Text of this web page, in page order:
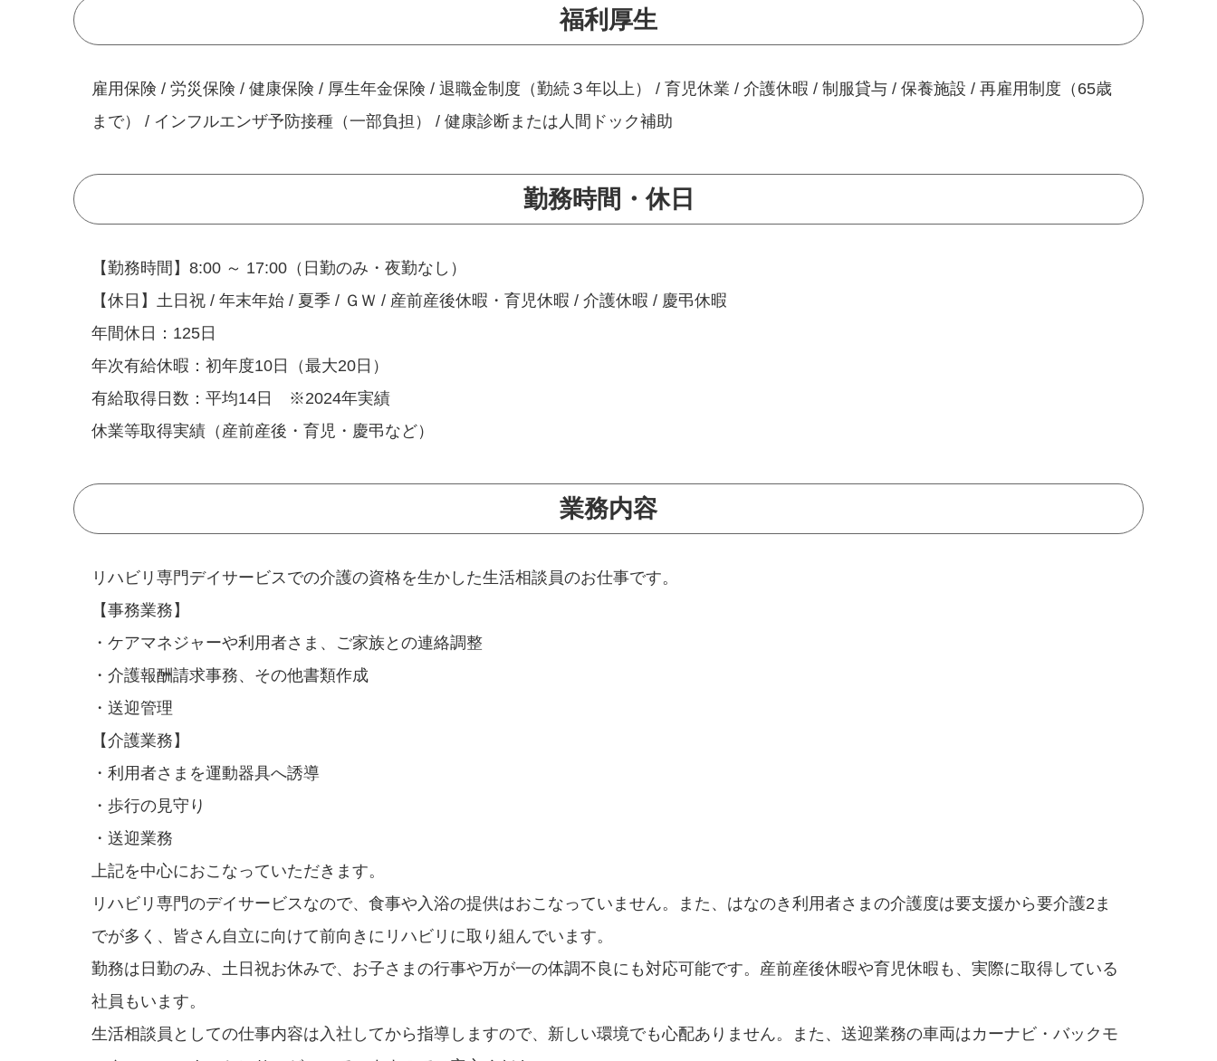
福利厚生
雇用保険 / 労災保険 / 健康保険 / 厚生年金保険 / 退職金制度（勤続３年以上） / 育児休業 / 介護休暇 / 制服貸与 / 保養施設 / 再雇用制度（65歳
まで） / インフルエンザ予防接種（一部負担） / 健康診断または人間ドック補助
勤務時間・休日
【勤務時間】8:00 ～ 17:00（日勤のみ・夜勤なし）
【休日】土日祝 / 年末年始 / 夏季 / ＧＷ / 産前産後休暇・育児休暇 / 介護休暇 / 慶弔休暇
年間休日：125日
年次有給休暇：初年度10日（最大20日）
有給取得日数：平均14日 ※2024年実績
休業等取得実績（産前産後・育児・慶弔など）
業務内容
リハビリ専門デイサービスでの介護の資格を生かした生活相談員のお仕事です。
【事務業務】
・ケアマネジャーや利用者さま、ご家族との連絡調整
・介護報酬請求事務、その他書類作成
・送迎管理
【介護業務】
・利用者さまを運動器具へ誘導
・歩行の見守り
・送迎業務
上記を中心におこなっていただきます。
リハビリ専門のデイサービスなので、食事や入浴の提供はおこなっていません。また、はなのき利用者さまの介護度は要支援から要介護2ま
でが多く、皆さん自立に向けて前向きにリハビリに取り組んでいます。
勤務は日勤のみ、土日祝お休みで、お子さまの行事や万が一の体調不良にも対応可能です。産前産後休暇や育児休暇も、実際に取得している
社員もいます。
生活相談員としての仕事内容は入社してから指導しますので、新しい環境でも心配ありません。また、送迎業務の車両はカーナビ・バックモ